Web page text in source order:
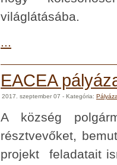
világlátásába.
...
EACEA
2017. szeptember 07 - Kategória:
A község
résztvevőket,
projekt feladatait